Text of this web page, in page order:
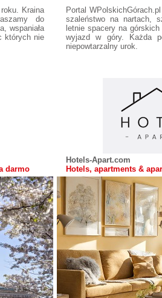
Kraina
do
wspaniała
których nie
Portal
szaleństwo na nartach,
letnie spacery na
wyjazd w góry. Każda
niepowtarzalny urok.
darmo
Hotels-Apart.com
Hotels, apartments &